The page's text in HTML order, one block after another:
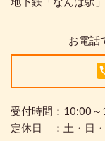
お電話
受付時間：10:00
定休日 ：土・日